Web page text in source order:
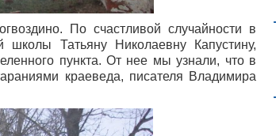
По счастливой случайности в
школы Татьяну Николаевну Капустину,
пункта. От нее мы узнали, что в
краеведа, писателя Владимира